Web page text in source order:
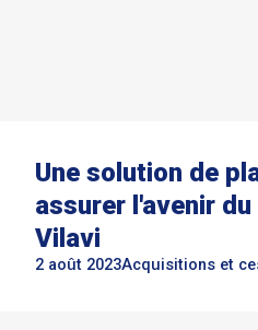
Une solution de
assurer l'avenir du
Vilavi
2 août 2023Acquisitions et